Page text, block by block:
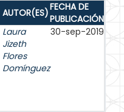
AUTOR(ES)FECHA DE
PUBLICACIÓN
Laura
Jizeth
Flores
Domínguez
30-sep-2019